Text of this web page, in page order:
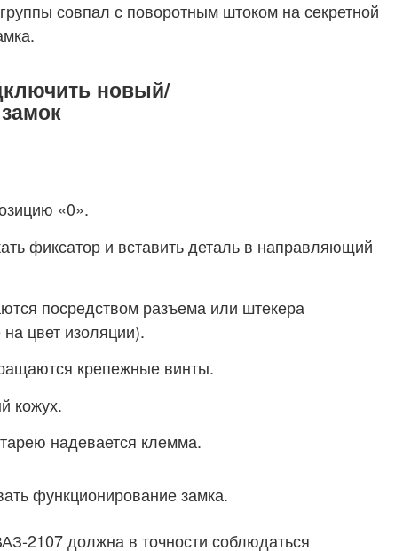
совпал с поворотным штоком на секретной
новый/
«0».
фиксатор и вставить деталь в направляющий
посредством разъема или штекера
цвет изоляции).
крепежные винты.
кожух.
надевается клемма.
функционирование замка.
2107 должна в точности соблюдаться